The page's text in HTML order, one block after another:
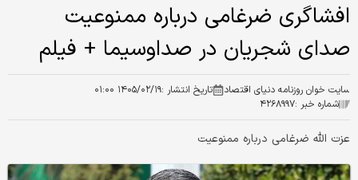
افشاگری ضرغامی درباره ممنوعیت
صدای شجریان در صداوسیما + فیلم
سایت خوان روزنامه دنیای اقتصاد تاریخ انتشار :۱۴۰۵/۰۲/۱۹ ۰۱:۰۰
شماره خبر :۴۲۶۸۹۹۷
عزت الله ضرغامی درباره ممنوعیت